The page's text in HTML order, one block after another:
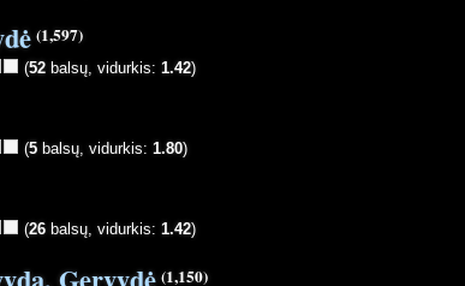
(1,597)
(52 balsų, vidurkis: 1.42)
(5 balsų, vidurkis: 1.80)
(26 balsų, vidurkis: 1.42)
(1,150)